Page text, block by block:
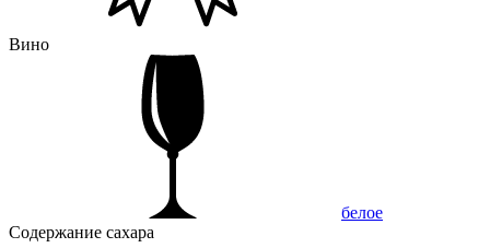
Вино
белое
Содержание сахара